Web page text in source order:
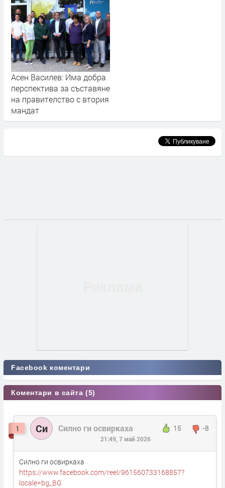
Асен Василев: Има добра
перспектива за съставяне
на правителство с втория
мандат
Facebook коментари
Коментари в сайта (5)
1 Си Силно ги освиркаха 15 -8
21:49, 7 май 2026
Силно ги освиркаха
https://www.facebook.com/reel/961560733168857?
locale=bg_BG